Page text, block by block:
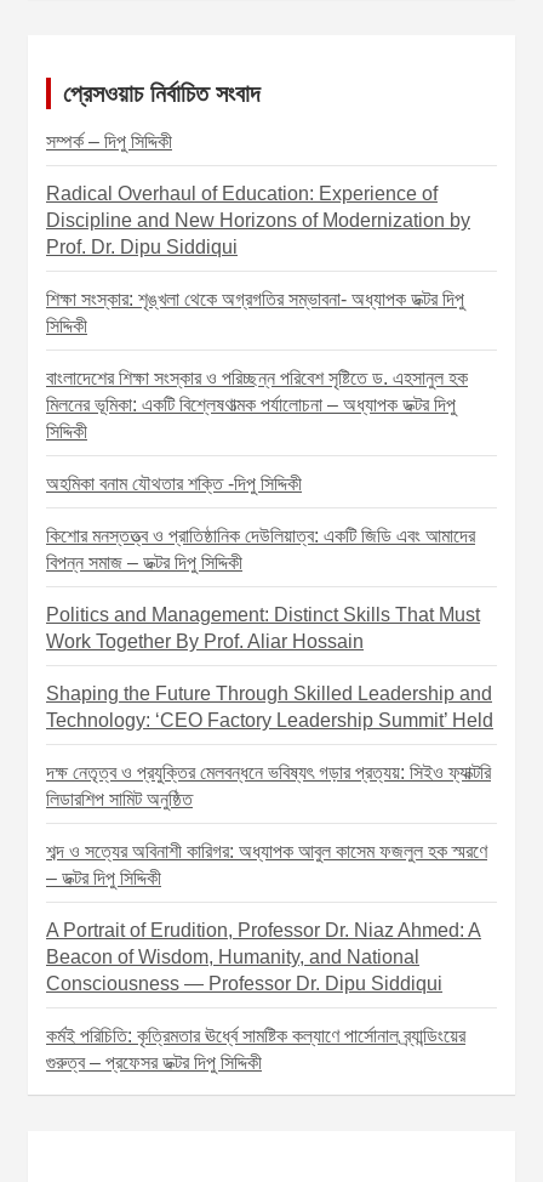
প্রেসওয়াচ নির্বাচিত সংবাদ
সম্পর্ক – দিপু সিদ্দিকী
Radical Overhaul of Education: Experience of
Discipline and New Horizons of Modernization by
Prof. Dr. Dipu Siddiqui
শিক্ষা সংস্কার: শৃঙ্খলা থেকে অগ্রগতির সম্ভাবনা- অধ্যাপক ডক্টর দিপু
সিদ্দিকী
বাংলাদেশের শিক্ষা সংস্কার ও পরিচ্ছন্ন পরিবেশ সৃষ্টিতে ড. এহসানুল হক
মিলনের ভূমিকা: একটি বিশ্লেষণাত্মক পর্যালোচনা – অধ্যাপক ডক্টর দিপু
সিদ্দিকী
অহমিকা বনাম যৌথতার শক্তি -দিপু সিদ্দিকী
কিশোর মনস্তত্ত্ব ও প্রাতিষ্ঠানিক দেউলিয়াত্ব: একটি জিডি এবং আমাদের
বিপন্ন সমাজ – ডক্টর দিপু সিদ্দিকী
Politics and Management: Distinct Skills That Must
Work Together By Prof. Aliar Hossain
Shaping the Future Through Skilled Leadership and
Technology: ‘CEO Factory Leadership Summit’ Held
দক্ষ নেতৃত্ব ও প্রযুক্তির মেলবন্ধনে ভবিষ্যৎ গড়ার প্রত্যয়: সিইও ফ্যাক্টরি
লিডারশিপ সামিট অনুষ্ঠিত
শব্দ ও সত্যের অবিনাশী কারিগর: অধ্যাপক আবুল কাসেম ফজলুল হক স্মরণে
– ডক্টর দিপু সিদ্দিকী
A Portrait of Erudition, Professor Dr. Niaz Ahmed: A
Beacon of Wisdom, Humanity, and National
Consciousness — Professor Dr. Dipu Siddiqui
কর্মই পরিচিতি: কৃত্রিমতার ঊর্ধ্বে সামষ্টিক কল্যাণে পার্সোনাল ব্র্যান্ডিংয়ের
গুরুত্ব – প্রফেসর ডক্টর দিপু সিদ্দিকী